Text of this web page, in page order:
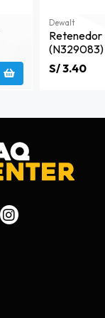
Dewalt
Retenedor
(n329083)
S/ 3.40